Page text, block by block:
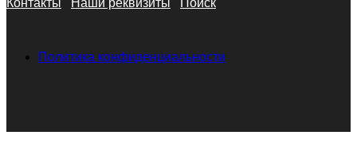
Политика конфиденциальности